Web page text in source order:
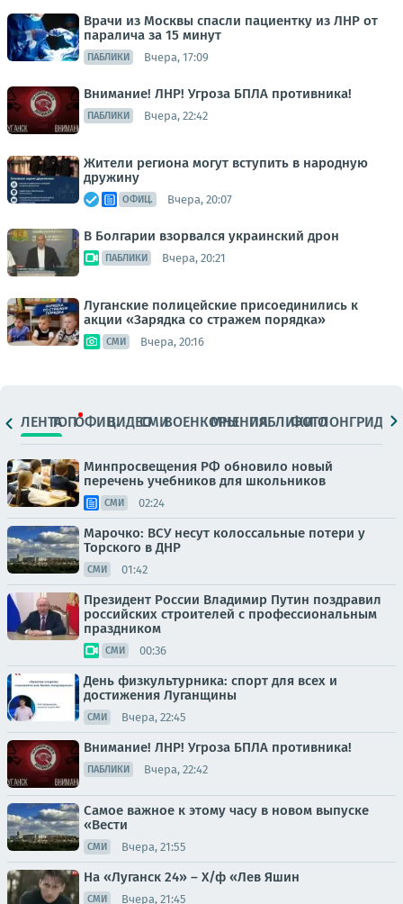
Врачи из Москвы спасли пациентку из ЛНР от
паралича за 15 минут
ПАБЛИКИ Вчера, 17:09
Внимание! ЛНР! Угроза БПЛА противника!
ПАБЛИКИ Вчера, 22:42
Жители региона могут вступить в народную
дружину
ОФИЦ. Вчера, 20:07
В Болгарии взорвался украинский дрон
ПАБЛИКИ Вчера, 20:21
Луганские полицейские присоединились к
акции «Зарядка со стражем порядка»
СМИ Вчера, 20:16
ЛЕНТАТОПОФИЦ.ВИДЕОСМИВОЕНКОРЫМНЕНИЯПАБЛИКИ
ФОТОЛОНГРИДЫ
Минпросвещения РФ обновило новый
перечень учебников для школьников
СМИ 02:24
Марочко: ВСУ несут колоссальные потери у
Торского в ДНР
СМИ 01:42
Президент России Владимир Путин поздравил
российских строителей с профессиональным
праздником
СМИ 00:36
День физкультурника: спорт для всех и
достижения Луганщины
СМИ Вчера, 22:45
Внимание! ЛНР! Угроза БПЛА противника!
ПАБЛИКИ Вчера, 22:42
Самое важное к этому часу в новом выпуске
«Вести
СМИ Вчера, 21:55
На «Луганск 24» – Х/ф «Лев Яшин
СМИ Вчера, 21:45